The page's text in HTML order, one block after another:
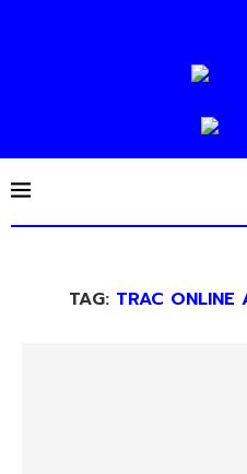
TAG: TRAC ONLINE